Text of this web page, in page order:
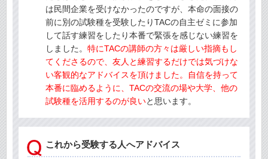
は民間企業を受けなかったのですが、本命の面接の
前に別の試験種を受験したりTACの自主ゼミに参加
して話す練習をしたり本番で緊張を感じない練習を
しました。 特にTACの講師の方々は厳しい指摘もし
てくださるので、友人と練習するだけでは気づけな
い客観的なアドバイスを頂けました。自信を持って
本番に臨めるように、TACの交流の場や大学、他の
試験種を活用するのが良いと思います。
これから受験する人へアドバイス